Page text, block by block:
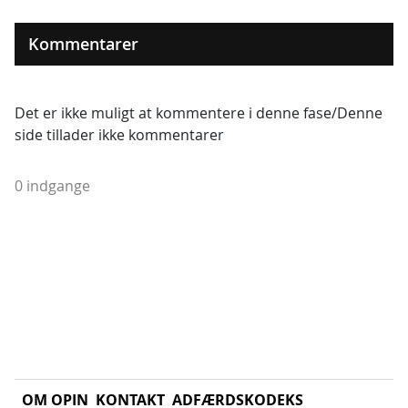
Kommentarer
Det er ikke muligt at kommentere i denne fase/Denne
side tillader ikke kommentarer
0 indgange
OM OPIN KONTAKT ADFÆRDSKODEKS